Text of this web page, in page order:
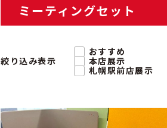
ミーティングセット
絞り込み表示
おすすめ
本店展示
札幌駅前店展示